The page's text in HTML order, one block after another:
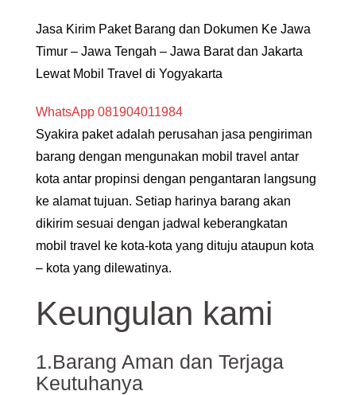
Jasa Kirim Paket Barang dan Dokumen Ke Jawa
Timur – Jawa Tengah – Jawa Barat dan Jakarta
Lewat Mobil Travel di Yogyakarta
WhatsApp 081904011984
Syakira paket adalah perusahan jasa pengiriman
barang dengan mengunakan mobil travel antar
kota antar propinsi dengan pengantaran langsung
ke alamat tujuan. Setiap harinya barang akan
dikirim sesuai dengan jadwal keberangkatan
mobil travel ke kota-kota yang dituju ataupun kota
– kota yang dilewatinya.
Keungulan kami
1.Barang Aman dan Terjaga
Keutuhanya